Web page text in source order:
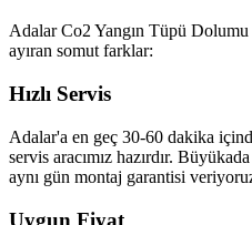
Adalar Co2 Yangın Tüpü
ayıran somut farklar:
Hızlı Servis
Adalar'a en geç 30-60 dakika
servis aracımız hazırdır.
aynı gün montaj garantisi
Uygun Fiyat